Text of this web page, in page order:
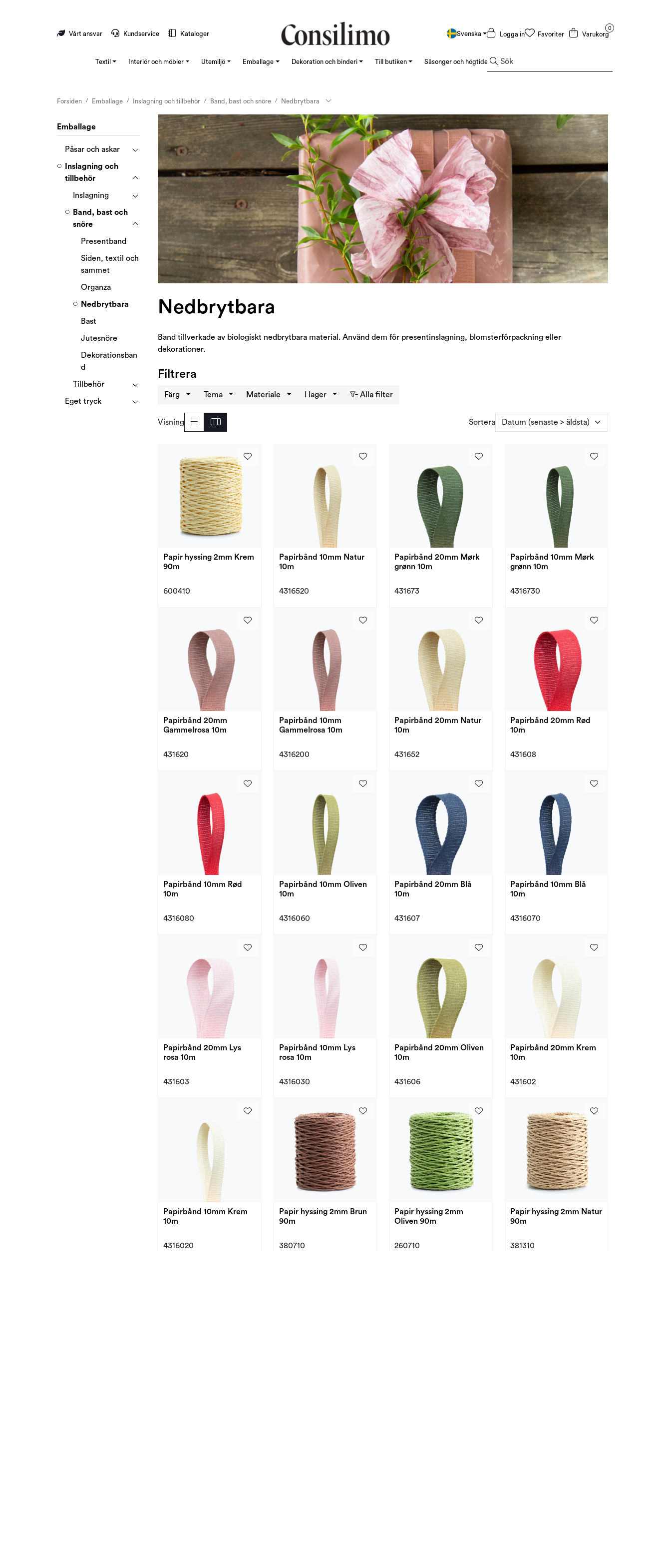
Vårt ansvar Kundservice Kataloger Svenska Logga in Favoriter
0
Varukorg
Textil Interiör och möbler Utemiljö Emballage Dekoration och binderi Till butiken Säsonger och högtider Kampanjer och outlet
Forsiden Emballage Inslagning och tillbehör Band, bast och snöre Nedbrytbara
Emballage
Påsar och askar
Inslagning och
tillbehör
Inslagning
Band, bast och
snöre
Presentband
Siden, textil och
sammet
Organza
Nedbrytbara
Bast
Jutesnöre
Dekorationsban
d
Tillbehör
Eget tryck
Nedbrytbara
Band tillverkade av biologiskt nedbrytbara material. Använd dem för presentinslagning, blomsterförpackning eller
dekorationer.
Filtrera
Färg Tema Materiale I lager Alla filter
Visning Sortera
Papir hyssing 2mm Krem
90m
600410
Papirbånd 10mm Natur
10m
4316520
Papirbånd 20mm Mørk
grønn 10m
431673
Papirbånd 10mm Mørk
grønn 10m
4316730
Papirbånd 20mm
Gammelrosa 10m
431620
Papirbånd 10mm
Gammelrosa 10m
4316200
Papirbånd 20mm Natur
10m
431652
Papirbånd 20mm Rød
10m
431608
Papirbånd 10mm Rød
10m
4316080
Papirbånd 10mm Oliven
10m
4316060
Papirbånd 20mm Blå
10m
431607
Papirbånd 10mm Blå
10m
4316070
Papirbånd 20mm Lys
rosa 10m
431603
Papirbånd 10mm Lys
rosa 10m
4316030
Papirbånd 20mm Oliven
10m
431606
Papirbånd 20mm Krem
10m
431602
Papirbånd 10mm Krem
10m
4316020
Papir hyssing 2mm Brun
90m
380710
Papir hyssing 2mm
Oliven 90m
260710
Papir hyssing 2mm Natur
90m
381310